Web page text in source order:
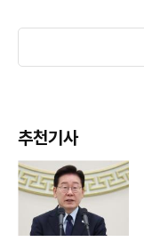
추천기사